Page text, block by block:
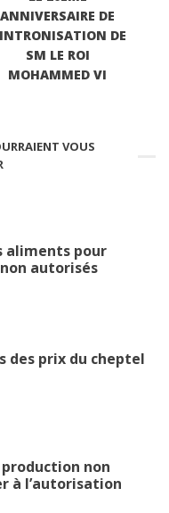
ANNIVERSAIRE DE
DE
SM LE ROI
MOHAMMED VI
VOUS
aliments pour
autorisés
des prix du cheptel
production non
à l’autorisation